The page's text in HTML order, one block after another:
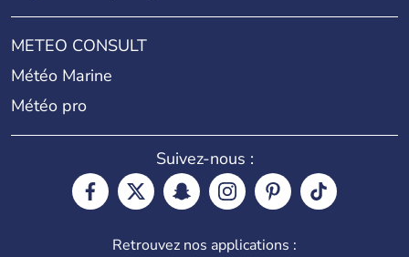
METEO CONSULT
Météo Marine
Météo pro
Suivez-nous :
Retrouvez nos applications :